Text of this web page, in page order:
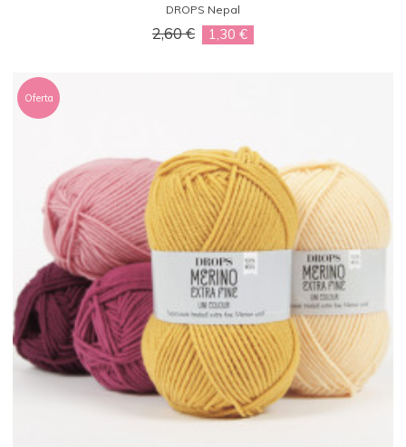
DROPS Nepal
2,60 € 1,30 €
Oferta